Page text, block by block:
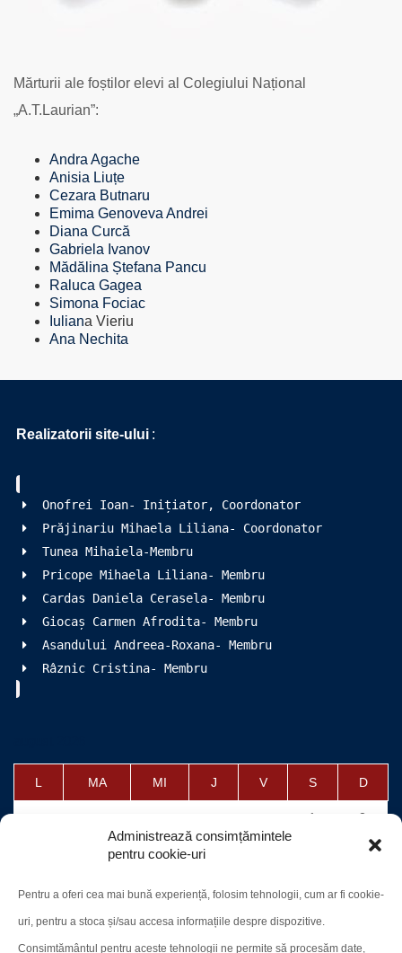
Administrează consimțămintele
pentru cookie-uri
Pentru a oferi cea mai bună experiență, folosim tehnologii, cum ar fi cookie-
uri, pentru a stoca și/sau accesa informațiile despre dispozitive.
Consimțământul pentru aceste tehnologii ne permite să procesăm date,
Mărturii ale foștilor elevi al Colegiului Național
„A.T.Laurian”:
Andra Agache
Anisia Liuțe
Cezara Butnaru
Emima Genoveva Andrei
Diana Curcă
Gabriela Ivanov
Mădălina Ștefana Pancu
Raluca Gagea
Simona Fociac
Iuliana Vieriu
Ana Nechita
Realizatorii site-ului :
Onofrei Ioan- Inițiator, Coordonator
Prăjinariu Mihaela Liliana- Coordonator
Tunea Mihaiela-Membru
Pricope Mihaela Liliana- Membru
Cardas Daniela Cerasela- Membru
Giocaș Carmen Afrodita- Membru
Asandului Andreea-Roxana- Membru
Râznic Cristina- Membru
L MA MI J V S D
1 2
5
20 22
24 25 26 27 28 29 30